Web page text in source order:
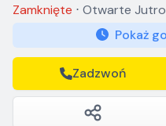
Zamknięte ⋅ Otwarte
Pokaż
Zadzwoń